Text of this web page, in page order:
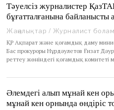
Тәуелсіз журналистер
бұғатталғанына байланысты
Жаңалықтар / Журналист болам
ҚР Ақпарат және қоғамдық даму
Бас прокуроры Нұрдәулетов Ғизат
реттеу жөніндегі қоғамдық комитеті
Әлемдегі алып мұнай кен
мұнай кен орнында өндіріс